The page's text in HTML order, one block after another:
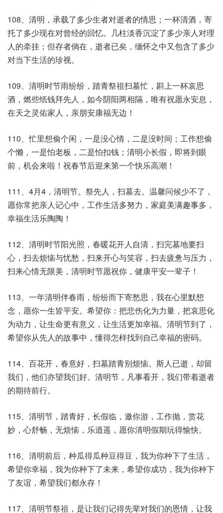
108、清明，承载了多少生者对逝者的情思；一杯清酒，寄
托了多少现在对曾经的回忆。几柱淡香沉淀了多少亲人对理
人的牵挂；但存者倘在，逝者已矣，缅怀之中又包含了多少
对当下生活的珍视。
109、清明时节雨纷纷，踏青祭祖扫墓忙，斟上一杯哀思
酒，燃些纸钱拜先人，如今阴阳两相隔，唯有祝愿永安息，
在天之灵佑家人，亲朋安康福无边！
110、忙里想偷个闲，一是没心情，二是没时间；工作想偷
个懒，一是怕老板，二是怕扣钱；清明小长假，即将到眼
前，机会来啦！祝春节后迎来第一个快乐高潮！
111、4月4，清明节。祭先人，扫墓去。温馨问候少不了，
愿你常把亲人记心中，工作生活多努力，家庭美满趣事多，
幸福生活乐陶陶！
112、清明时节阳光照，春暖花开人自清，扫完墓地要扫
心，扫去烦恼与忧愁，扫来开心与笑容，扫去疲惫与压力，
扫来心情无限美，清明时节愿祝你，健康平安一辈子！
113、一年清明伴春雨，纷纷而下寄愁思，我在心里默想
念，愿你一生皆平安。希望你：把悲伤化为力量，把哀思化
为动力，让生命更有意义，让生活更加幸福。清明节到了，
希望你从先人的故事中，懂得怎样找到自己幸福的密码。
114、百花开，春意好，扫墓踏青别烦恼。斯人已逝，却留
我们，他们亦望我们好。清明节，凡事看开，我们带着逝者
的期待前行。
115、清明节，踏青好，长假临，邀你游，工作抛，赏花
妙，心舒畅，无烦恼，乐逍遥，愿你清明假期玩得愉快。
116、清明前后，种瓜得瓜种豆得豆，我为你种下了生活，
希望你幸福，我为你种下了未来，希望你成功，我为你种下
了友谊，希望我们都永存！
117、清明节祭祖，是让我们记得先辈对我们的恩情，让我